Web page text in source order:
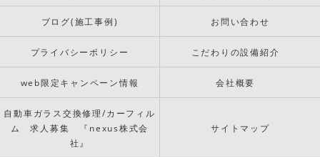
ブログ(施工事例) お問い合わせ
プライバシーポリシー こだわりの設備紹介
web限定キャンペーン情報 会社概要
自動車ガラス交換修理/カーフィル
ム 求人募集 『nexus株式会
社』
サイトマップ